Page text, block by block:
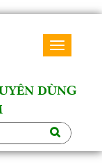
Toggle
DÙNG